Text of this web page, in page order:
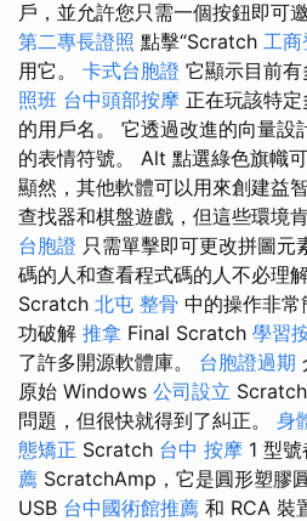
戶，並允許您只需一個按鈕即可
第二專長證照 點擊“Scratch 工商
用它。 卡式台胞證 它顯示目前
照班 台中頭部按摩 正在玩該特
的用戶名。 它透過改進的向量設
的表情符號。 Alt 點選綠色旗幟
顯然，其他軟體可以用來創建益
查找器和棋盤遊戲，但這些環境
台胞證 只需單擊即可更改拼圖元
碼的人和查看程式碼的人不必理
Scratch 北屯 整骨 中的操作非
功破解 推拿 Final Scratch 學習
了許多開源軟體庫。 台胞證過期
原始 Windows 公司設立
問題，但很快就得到了糾正。 身
態矯正 Scratch 台中 按摩 1 型
薦 ScratchAmp，它是圓形塑膠
USB 台中國術館推薦 和 RCA 裝